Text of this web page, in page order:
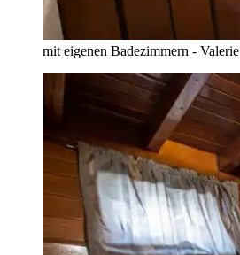
mit eigenen Badezimmern - Valerie